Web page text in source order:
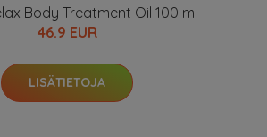
Body Treatment Oil 100 ml
46.9 EUR
LISÄTIETOJA